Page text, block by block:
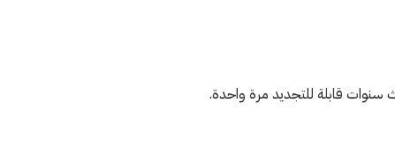
سنوات قابلة للتجديد مرة واحدة.